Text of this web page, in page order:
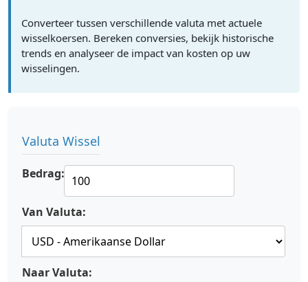
Converteer tussen verschillende valuta met actuele
wisselkoersen. Bereken conversies, bekijk historische
trends en analyseer de impact van kosten op uw
wisselingen.
Valuta Wissel
Bedrag:
Van Valuta:
Naar Valuta: